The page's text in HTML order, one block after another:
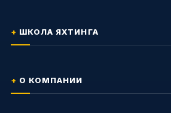
ШКОЛА ЯХТИНГА
О КОМПАНИИ